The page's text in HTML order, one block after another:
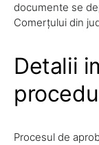
documente se
Comerțului din
Detalii
Procesul de